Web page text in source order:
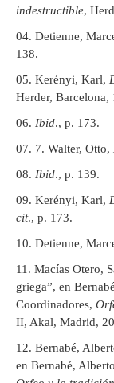
indestructible,
Detienne,
138.
Kerényi, Karl,
Herder, Barcelona,
Ibid., p. 173.
7. Walter, Otto,
Ibid., p. 139.
Kerényi, Karl,
cit., p. 173.
Detienne,
Macías Otero,
griega”, en
Coordinadores,
II, Akal, Madrid,
Bernabé,
en Bernabé,